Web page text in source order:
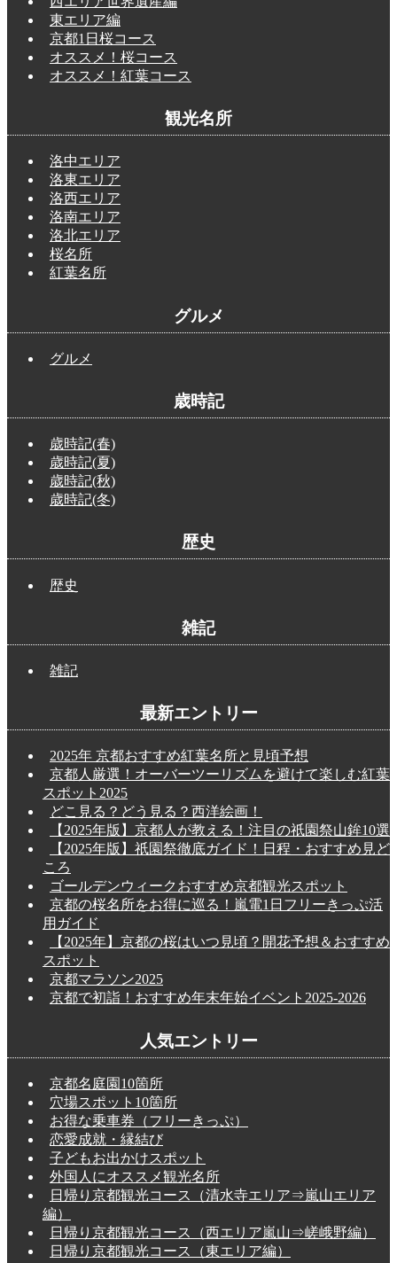
東エリア編
京都1日桜コース
オススメ！桜コース
オススメ！紅葉コース
観光名所
洛中エリア
洛東エリア
洛西エリア
洛南エリア
洛北エリア
桜名所
紅葉名所
グルメ
グルメ
歳時記
歳時記(春)
歳時記(夏)
歳時記(秋)
歳時記(冬)
歴史
歴史
雑記
雑記
最新エントリー
2025年 京都おすすめ紅葉名所と見頃予想
京都人厳選！オーバーツーリズムを避けて楽しむ紅葉
スポット2025
どこ見る？どう見る？西洋絵画！
【2025年版】京都人が教える！注目の祇園祭山鉾10選
【2025年版】祇園祭徹底ガイド！日程・おすすめ見ど
ころ
ゴールデンウィークおすすめ京都観光スポット
京都の桜名所をお得に巡る！嵐電1日フリーきっぷ活
用ガイド
【2025年】京都の桜はいつ見頃？開花予想＆おすすめ
スポット
京都マラソン2025
京都で初詣！おすすめ年末年始イベント2025-2026
人気エントリー
京都名庭園10箇所
穴場スポット10箇所
お得な乗車券（フリーきっぷ）
恋愛成就・縁結び
子どもお出かけスポット
外国人にオススメ観光名所
日帰り京都観光コース（清水寺エリア⇒嵐山エリア
編）
日帰り京都観光コース（西エリア嵐山⇒嵯峨野編）
日帰り京都観光コース（東エリア編）